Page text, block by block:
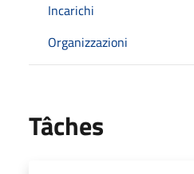
Incarichi
Organizzazioni
Tâches